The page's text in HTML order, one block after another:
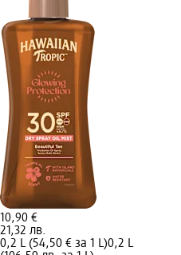
10,90 €
21,32 лв.
0,2 L (54,50 € за 1 L)0,2 L